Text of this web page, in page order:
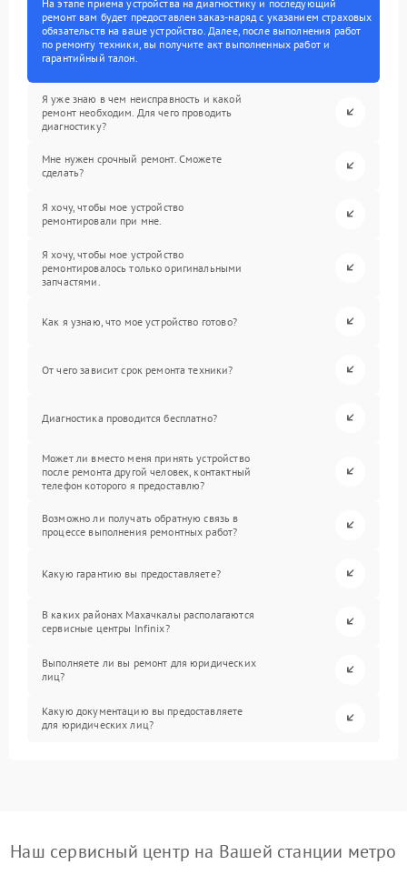
На этапе приема устройства на диагностику и последующий
ремонт вам будет предоставлен заказ-наряд с указанием страховых
обязательств на ваше устройство. Далее, после выполнения работ
по ремонту техники, вы получите акт выполненных работ и
гарантийный талон.
Я уже знаю в чем неисправность и какой
ремонт необходим. Для чего проводить
диагностику?
Мне нужен срочный ремонт. Сможете
сделать?
Я хочу, чтобы мое устройство
ремонтировали при мне.
Я хочу, чтобы мое устройство
ремонтировалось только оригинальными
запчастями.
Как я узнаю, что мое устройство готово?
От чего зависит срок ремонта техники?
Диагностика проводится бесплатно?
Может ли вместо меня принять устройство
после ремонта другой человек, контактный
телефон которого я предоставлю?
Возможно ли получать обратную связь в
процессе выполнения ремонтных работ?
Какую гарантию вы предоставляете?
В каких районах Махачкалы располагаются
сервисные центры Infinix?
Выполняете ли вы ремонт для юридических
лиц?
Какую документацию вы предоставляете
для юридических лиц?
Наш сервисный центр на Вашей станции метро